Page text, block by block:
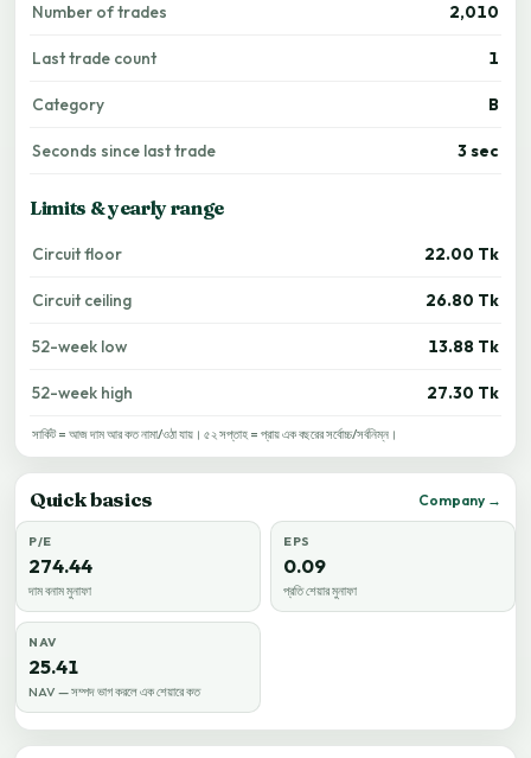
Number of trades 2,010
Last trade count 1
Category B
Seconds since last trade 3 sec
Limits & yearly range
Circuit floor 22.00 Tk
Circuit ceiling 26.80 Tk
52-week low 13.88 Tk
52-week high 27.30 Tk
সার্কিট = আজ দাম আর কত নামা/ওঠা যায়। ৫২ সপ্তাহ = প্রায় এক বছরের সর্বোচ্চ/সর্বনিম্ন।
Quick basics Company →
P/E
274.44
দাম বনাম মুনাফা
EPS
0.09
প্রতি শেয়ার মুনাফা
NAV
25.41
NAV — সম্পদ ভাগ করলে এক শেয়ারে কত